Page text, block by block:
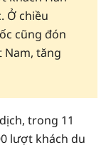
Ở chiều
cũng đón
Nam, tăng
trong 11
lượt khách du